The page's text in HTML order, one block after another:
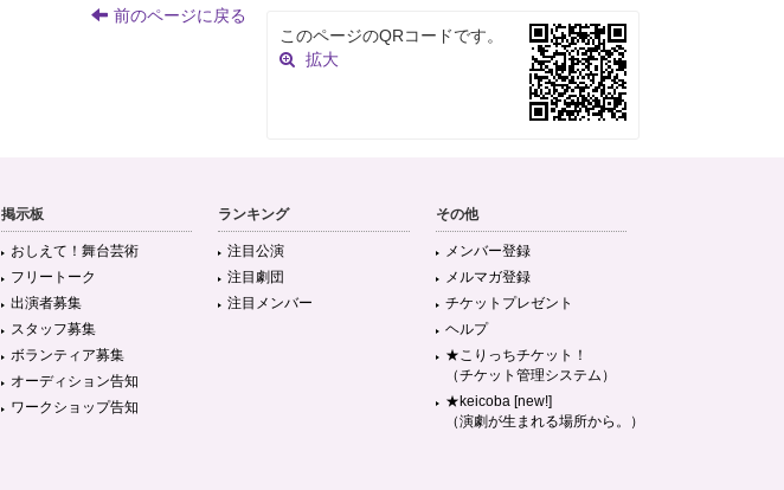
前のページに戻る
このページのQRコードです。
拡大
掲示板
おしえて！舞台芸術
フリートーク
出演者募集
スタッフ募集
ボランティア募集
オーディション告知
ワークショップ告知
ランキング
注目公演
注目劇団
注目メンバー
その他
メンバー登録
メルマガ登録
チケットプレゼント
ヘルプ
★こりっちチケット！
（チケット管理システム）
★keicoba [new!]
（演劇が生まれる場所から。）